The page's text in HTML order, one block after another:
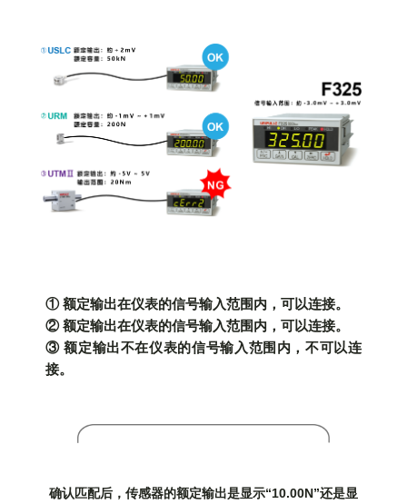
① 额定输出在仪表的信号输入范围内，可以连接。
② 额定输出在仪表的信号输入范围内，可以连接。
③ 额定输出不在仪表的信号输入范围内，不可以连
接。
确认匹配后，传感器的额定输出是显示“10.00N”还是显